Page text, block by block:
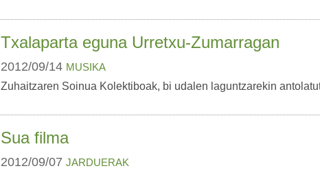
Txalaparta eguna Urretxu-Zumarragan
2012/09/14 MUSIKA
Zuhaitzaren Soinua Kolektiboak, bi udalen laguntzarekin
Sua filma
2012/09/07 JARDUERAK